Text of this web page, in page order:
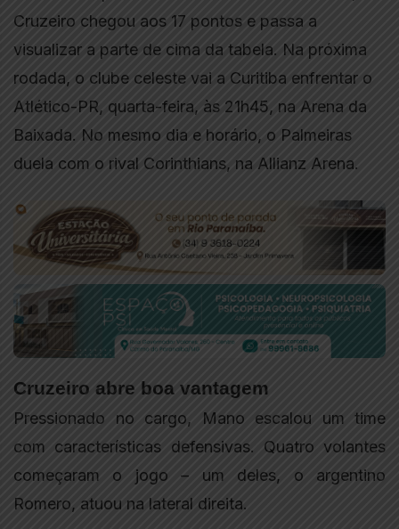
Cruzeiro chegou aos 17 pontos e passa a
visualizar a parte de cima da tabela. Na próxima
rodada, o clube celeste vai a Curitiba enfrentar o
Atlético-PR, quarta-feira, às 21h45, na Arena da
Baixada. No mesmo dia e horário, o Palmeiras
duela com o rival Corinthians, na Allianz Arena.
Cruzeiro abre boa vantagem
Pressionado no cargo, Mano escalou um time
com características defensivas. Quatro volantes
começaram o jogo – um deles, o argentino
Romero, atuou na lateral direita.